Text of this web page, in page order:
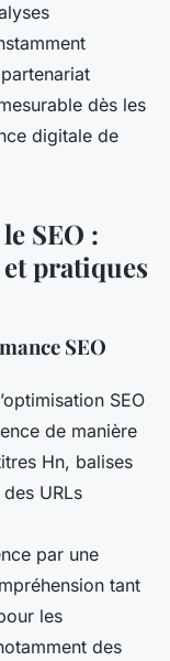
dès les
digitale de
SEO :
pratiques
SEO
SEO
de manière
Hn, balises
URLs
par une
tant
les
des